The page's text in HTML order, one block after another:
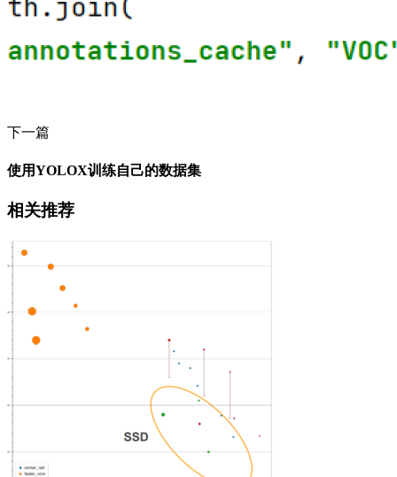
下一篇
使用YOLOX训练自己的数据集
相关推荐